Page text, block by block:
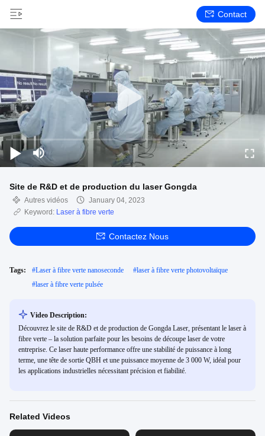
Contact
Site de R&D et de production du laser Gongda
Autres vidéos
January 04, 2023
Keyword: Laser à fibre verte
Contactez Nous
Tags: #Laser à fibre verte nanoseconde #laser à fibre verte photovoltaïque
#laser à fibre verte pulsée
Video Description:
Découvrez le site de R&D et de production de Gongda Laser, présentant le laser à
fibre verte – la solution parfaite pour les besoins de découpe laser de votre
entreprise. Ce laser haute performance offre une stabilité de puissance à long
terme, une tête de sortie QBH et une puissance moyenne de 3 000 W, idéal pour
les applications industrielles nécessitant précision et fiabilité.
Related Videos